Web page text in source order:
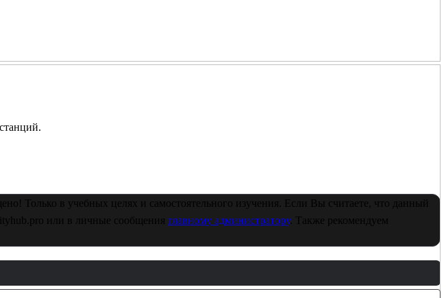
Только в учебных целях и самостоятельного изучения. Если Вы считаете, что данный
или в личные сообщения главному администратору. Также рекомендуем